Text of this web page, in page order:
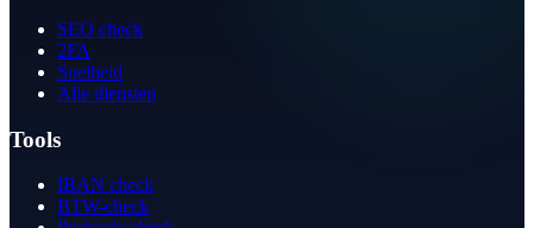
SEO check
2FA
Snelheid
Alle diensten
Tools
IBAN check
BTW-check